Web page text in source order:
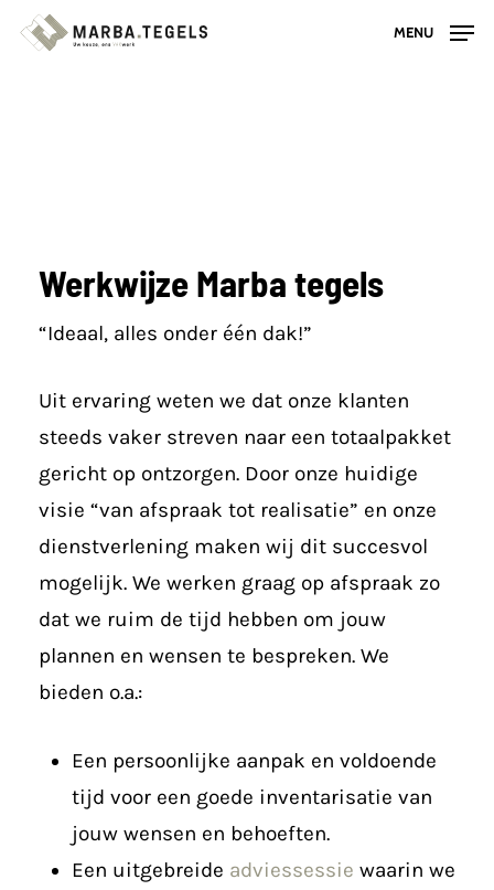
Skip
MENU
Werkwijze Marba tegels
“Ideaal, alles onder één dak!”
Uit ervaring weten we dat onze klanten
steeds vaker streven naar een totaalpakket
gericht op ontzorgen. Door onze huidige
visie “van afspraak tot realisatie” en onze
dienstverlening maken wij dit succesvol
mogelijk. We werken graag op afspraak zo
dat we ruim de tijd hebben om jouw
plannen en wensen te bespreken. We
bieden o.a.:
Een persoonlijke aanpak en voldoende
tijd voor een goede inventarisatie van
jouw wensen en behoeften.
Een uitgebreide adviessessie waarin we